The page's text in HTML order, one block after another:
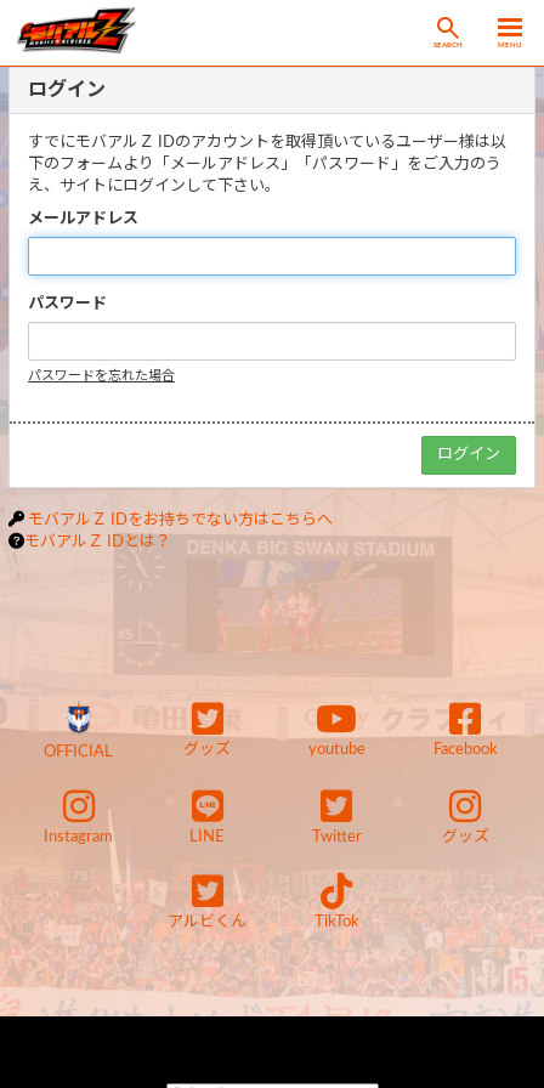
SEARCH MENU
ログイン
すでにモバアルＺ IDのアカウントを取得頂いているユーザー様は以
下のフォームより「メールアドレス」「パスワード」をご入力のう
え、サイトにログインして下さい。
メールアドレス
パスワード
パスワードを忘れた場合
モバアルＺ IDをお持ちでない方はこちらへ
モバアルＺ IDとは？
OFFICIAL グッズ youtube Facebook
Instagram LINE Twitter グッズ
アルビくん TikTok